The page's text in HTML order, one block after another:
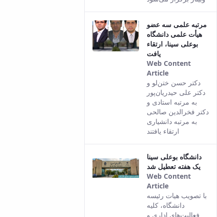
مرتبه علمی سه عضو
هیأت علمی دانشگاه
بوعلی سینا، ارتقاء
یافت
Web Content
Article
This result
comes from
the Persian
version of
this content.
دکتر حسن ختن‌لو و
دکتر علی حیدریان‌پور
به مرتبه استادی و
دکتر فخرالدین صالحی
به مرتبه دانشیاری
ارتقاء یافتند
دانشگاه بوعلی سینا
یک هفته تعطیل شد
Web Content
Article
This result
comes from
the Persian
با تصویب هیات رئیسه
دانشگاه، کلیه
فعالیت‌های اداری و